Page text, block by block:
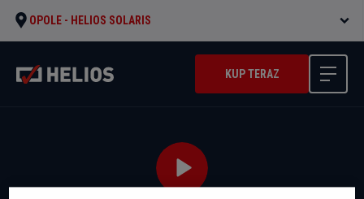
OPOLE - HELIOS SOLARIS
KUP TERAZ